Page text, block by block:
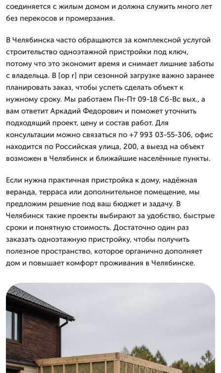
соединяется с жилым домом и должна служить много лет
без перекосов и промерзания.
В Челябинска часто обращаются за комплексной услугой
строительство одноэтажной пристройки под ключ,
потому что это экономит время и снимает лишние заботы
с владельца. В [op r] при сезонной загрузке важно заранее
планировать заказ, чтобы успеть сделать объект к
нужному сроку. Мы работаем Пн-Пт 09-18 Сб-Вс вых., а
вам ответит Аркадий Федорович и поможет уточнить
подходящий проект, цену и состав работ. Для
консультации можно связаться по +7 993 03-55-306, офис
находится по Российская улица, 200, а выезд на объект
возможен в Челябинск и ближайшие населённые пункты.
Если нужна практичная пристройка к дому, надёжная
веранда, терраса или дополнительное помещение, мы
предложим решение под ваш бюджет и задачу. В
Челябинск такие проекты выбирают за удобство, быстрые
сроки и понятную стоимость. Достаточно один раз
заказать одноэтажную пристройку, чтобы получить
полезное пространство, которое органично дополняет
дом и повышает комфорт проживания в Челябинске.